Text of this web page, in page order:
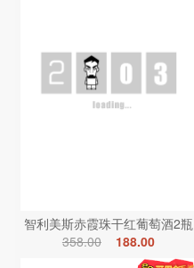
智利美斯赤霞珠干红葡萄酒2瓶
358.00
188.00